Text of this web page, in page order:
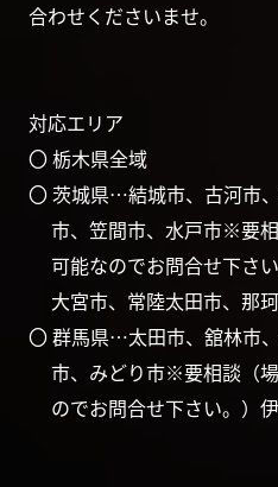
合わせくださいませ。
対応エリア
〇 栃木県全域
〇 茨城県…結城市、古河市
市、笠間市、水戸市※要
可能なのでお問合せ下さ
大宮市、常陸太田市、那
〇 群馬県…太田市、舘林市
市、みどり市※要相談（
のでお問合せ下さい。）